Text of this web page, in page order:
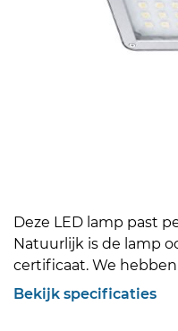
Deze LED lamp past
Natuurlijk is de lamp
certificaat. We
Bekijk specificaties